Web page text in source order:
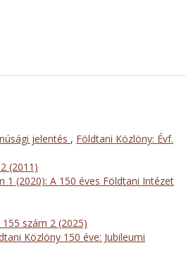
jelentés , Földtani Közlöny: Évf.
(2011)
1 (2020): A 150 éves Földtani Intézet
szám 2 (2025)
Közlöny 150 éve: Jubileumi